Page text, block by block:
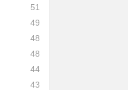
51
49
48
48
44
43